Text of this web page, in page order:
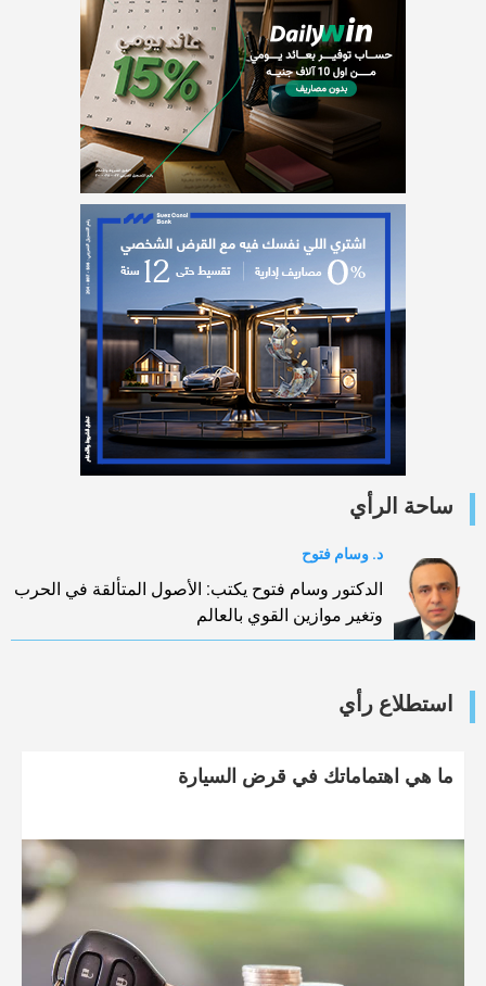
ساحة الرأي
د. وسام فتوح
الدكتور وسام فتوح يكتب: الأصول المتألقة في الحرب
وتغير موازين القوي بالعالم
استطلاع رأي
ما هي اهتماماتك في قرض السيارة